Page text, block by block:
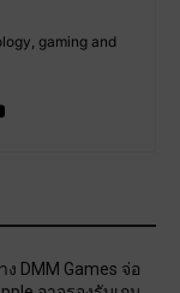
gaming and
DMM Games จ่อ